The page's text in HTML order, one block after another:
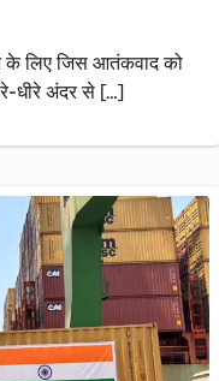
के लिए जिस आतंकवाद को
धीरे अंदर से […]